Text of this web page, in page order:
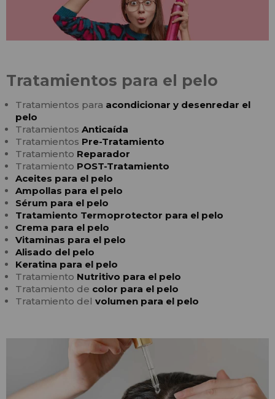
Tratamientos para el pelo
Tratamientos para acondicionar y desenredar el
pelo
Tratamientos Anticaída
Tratamientos Pre-Tratamiento
Tratamiento Reparador
Tratamiento POST-Tratamiento
Aceites para el pelo
Ampollas para el pelo
Sérum para el pelo
Tratamiento Termoprotector para el pelo
Crema para el pelo
Vitaminas para el pelo
Alisado del pelo
Keratina para el pelo
Tratamiento Nutritivo para el pelo
Tratamiento de color para el pelo
Tratamiento del volumen para el pelo